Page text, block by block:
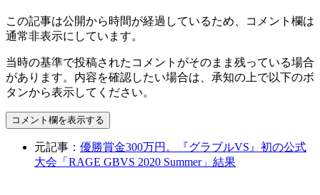
この記事は公開から時間が経過しているため、コメント欄は
通常非表示にしています。
当時の基準で投稿されたコメントがそのまま残っている場合
があります。内容を確認したい場合は、承知の上で以下のボ
タンから表示してください。
コメント欄を表示する
元記事： 優勝賞金300万円。『グラブルVS』初の公式
大会「RAGE GBVS 2020 Summer」結果